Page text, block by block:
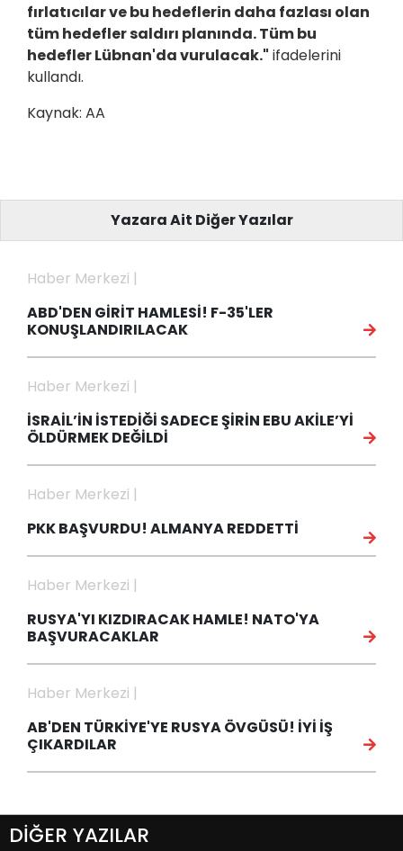
fırlatıcılar ve bu hedeflerin daha fazlası olan
tüm hedefler saldırı planında. Tüm bu
hedefler Lübnan'da vurulacak." ifadelerini
kullandı.
Kaynak: AA
Yazara Ait Diğer Yazılar
Haber Merkezi |
ABD'DEN GİRİT HAMLESİ! F-35'LER
KONUŞLANDIRILACAK
Haber Merkezi |
İSRAİL’İN İSTEDİĞİ SADECE ŞİRİN EBU AKİLE’Yİ
ÖLDÜRMEK DEĞİLDİ
Haber Merkezi |
PKK BAŞVURDU! ALMANYA REDDETTİ
Haber Merkezi |
RUSYA'YI KIZDIRACAK HAMLE! NATO'YA
BAŞVURACAKLAR
Haber Merkezi |
AB'DEN TÜRKİYE'YE RUSYA ÖVGÜSÜ! İYİ İŞ
ÇIKARDILAR
DİĞER YAZILAR